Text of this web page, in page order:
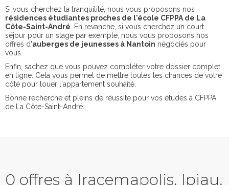
Si vous cherchez la tranquilité, nous vous proposons nos
résidences étudiantes proches de l'école CFPPA de La
Côte-Saint-André . En revanche, si vous cherchez un court
séjour pour un stage par exemple, nous vous proposons nos
offres d'auberges de jeunesses à Nantoin négociés pour
vous.
Enfin, sachez que vous pouvez compléter votre dossier complet
en ligne. Cela vous permet de mettre toutes les chances de votre
côté pour louer l'appartement souhaité.
Bonne recherche et pleins de réussite pour vos études à CFPPA
de La Côte-Saint-André.
0 offres à Iracemapolis, Ipiau,